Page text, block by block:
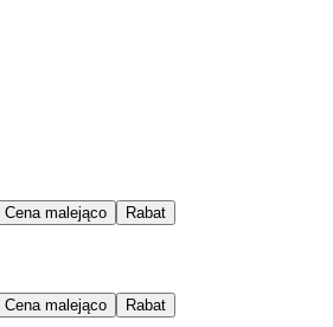
Cena malejąco Rabat
Cena malejąco Rabat